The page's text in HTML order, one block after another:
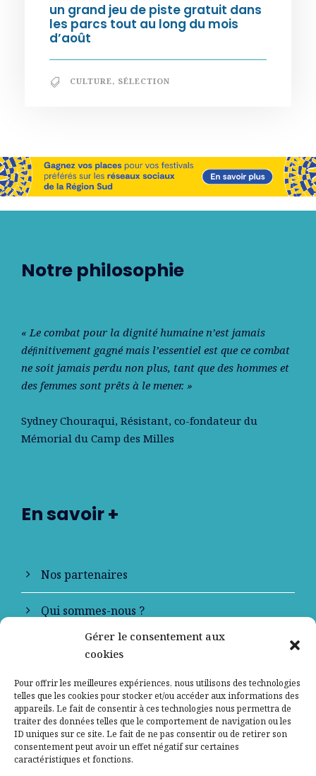
Gérer le consentement aux
cookies
Pour offrir les meilleures expériences, nous utilisons des technologies
telles que les cookies pour stocker et/ou accéder aux informations des
appareils. Le fait de consentir à ces technologies nous permettra de
traiter des données telles que le comportement de navigation ou les
ID uniques sur ce site. Le fait de ne pas consentir ou de retirer son
consentement peut avoir un effet négatif sur certaines
caractéristiques et fonctions.
un grand jeu de piste gratuit dans
les parcs tout au long du mois
d’août
CULTURE, SÉLECTION
Notre philosophie
« Le combat pour la dignité humaine n’est jamais
déﬁnitivement gagné mais l’essentiel est que ce combat
ne soit jamais perdu non plus, tant que des hommes et
des femmes sont prêts à le mener. »
Sydney Chouraqui, Résistant, co-fondateur du
Mémorial du Camp des Milles
En savoir +
Nos partenaires
Qui sommes-nous ?
Contactez-nous
Mentions légales
Politique de confidentialité